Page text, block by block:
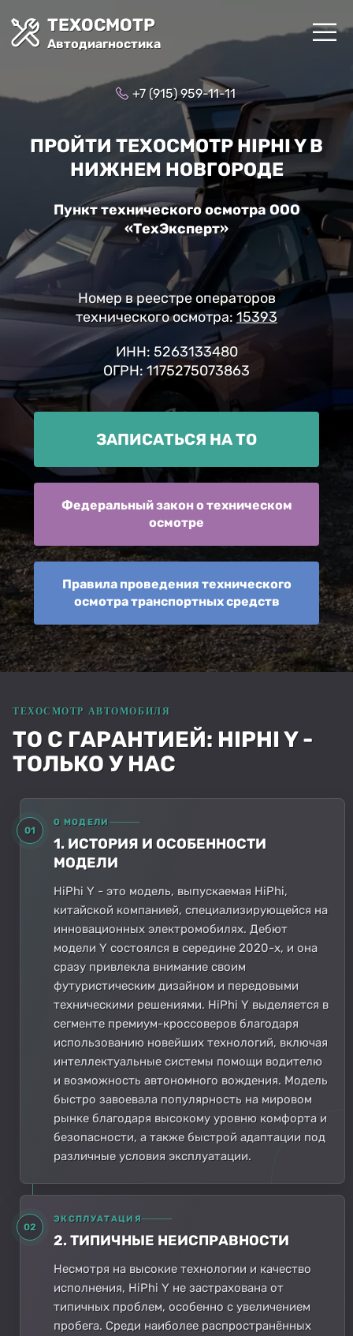
ТЕХОСМОТР
Автодиагностика
+7 (915) 959-11-11
ПРОЙТИ ТЕХОСМОТР HIPHI Y В
НИЖНЕМ НОВГОРОДЕ
Пункт технического осмотра ООО
«ТехЭксперт»
Номер в реестре операторов
технического осмотра: 15393
ИНН: 5263133480
ОГРН: 1175275073863
ЗАПИСАТЬСЯ НА ТО
Федеральный закон о техническом
осмотре
Правила проведения технического
осмотра транспортных средств
ТО С ГАРАНТИЕЙ: HIPHI Y -
ТОЛЬКО У НАС
01
О МОДЕЛИ
1. ИСТОРИЯ И ОСОБЕННОСТИ
МОДЕЛИ
HiPhi Y - это модель, выпускаемая HiPhi,
китайской компанией, специализирующейся на
инновационных электромобилях. Дебют
модели Y состоялся в середине 2020-х, и она
сразу привлекла внимание своим
футуристическим дизайном и передовыми
техническими решениями. HiPhi Y выделяется в
сегменте премиум-кроссоверов благодаря
использованию новейших технологий, включая
интеллектуальные системы помощи водителю
и возможность автономного вождения. Модель
быстро завоевала популярность на мировом
рынке благодаря высокому уровню комфорта и
безопасности, а также быстрой адаптации под
различные условия эксплуатации.
02
ЭКСПЛУАТАЦИЯ
2. ТИПИЧНЫЕ НЕИСПРАВНОСТИ
Несмотря на высокие технологии и качество
исполнения, HiPhi Y не застрахована от
типичных проблем, особенно с увеличением
пробега. Среди наиболее распространённых